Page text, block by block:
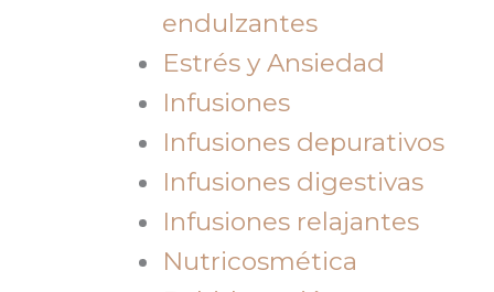
endulzantes
Estrés y Ansiedad
Infusiones
Infusiones depurativos
Infusiones digestivas
Infusiones relajantes
Nutricosmética